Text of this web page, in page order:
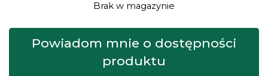
Brak w magazynie
Powiadom mnie o dostępności
produktu